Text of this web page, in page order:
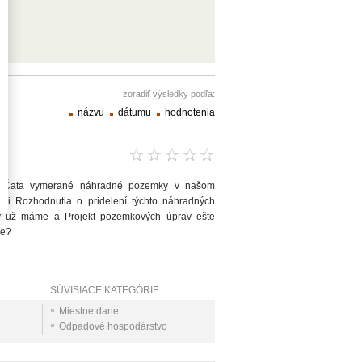
zoradiť výsledky podľa:
názvu dátumu hodnotenia
vymerané náhradné pozemky v našom
Rozhodnutia o pridelení týchto náhradných
máme a Projekt pozemkových úprav ešte
SÚVISIACE KATEGÓRIE:
Miestne dane
Odpadové hospodárstvo